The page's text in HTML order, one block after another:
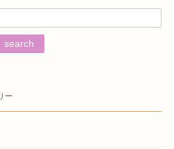
search
ー